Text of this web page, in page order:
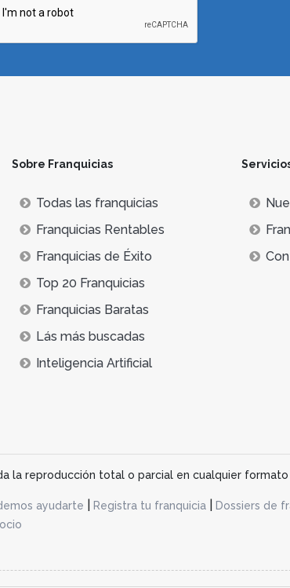
Sobre Franquicias
Todas las franquicias
Franquicias Rentables
Franquicias de Éxito
Top 20 Franquicias
Franquicias Baratas
Lás más buscadas
Inteligencia Artificial
la reproducción total o parcial en cualquier
ayudarte Registra tu franquicia| Dossiers de